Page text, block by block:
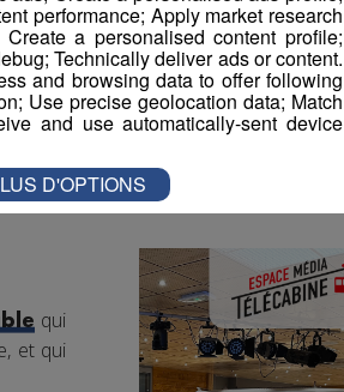
qui
et qui
performance; Apply market research
a personalised content profile;
Technically deliver ads or content.
and browsing data to offer following
Use precise geolocation data; Match
and use automatically-sent device
D'OPTIONS